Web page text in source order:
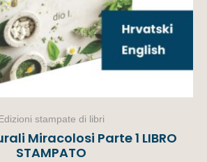
stampate di libri
Miracolosi Parte 1 LIBRO
STAMPATO